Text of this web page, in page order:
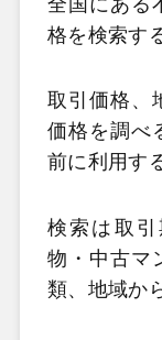
格を検索す
取引価格、
価格を調べ
前に利用す
検索は取
物・中古マ
類、地域か